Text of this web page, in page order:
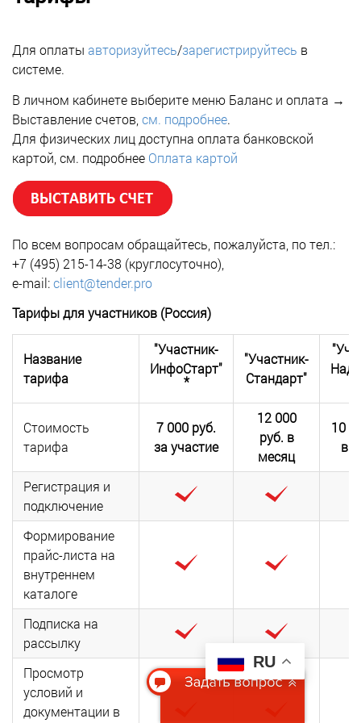
RU
Для оплаты авторизуйтесь/зарегистрируйтесь в
системе.
В личном кабинете выберите меню Баланс и оплата →
Выставление счетов, см. подробнее.
Для физических лиц доступна оплата банковской
картой, см. подробнее Оплата картой
По всем вопросам обращайтесь, пожалуйста, по тел.:
+7 (495) 215-14-38 (круглосуточно),
e-mail:client@tender.pro
Тарифы для участников (Россия)
Название
тарифа
"Участник-
ИнфоСтарт"
*
"Участник-
Стандарт"
Стоимость
тарифа
7 000 руб.
за участие
12 000
руб. в
месяц
10
в
Регистрация и
подключение
Формирование
прайс-листа на
внутреннем
каталоге
Подписка на
рассылку
Просмотр
условий и
документации в